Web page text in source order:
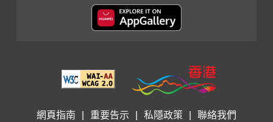
網頁指南 重要告示 私隱政策 聯絡我們